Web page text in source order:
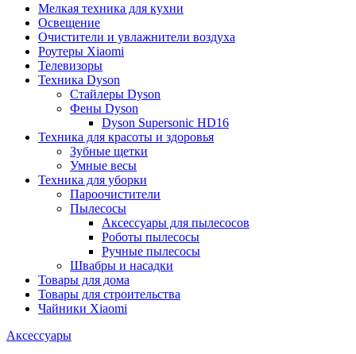
Мелкая техника для кухни
Освещение
Очистители и увлажнители воздуха
Роутеры Xiaomi
Телевизоры
Техника Dyson
Стайлеры Dyson
Фены Dyson
Dyson Supersonic HD16
Техника для красоты и здоровья
Зубные щетки
Умные весы
Техника для уборки
Пароочистители
Пылесосы
Аксессуары для пылесосов
Роботы пылесосы
Ручные пылесосы
Швабры и насадки
Товары для дома
Товары для строительства
Чайники Xiaomi
Аксессуары